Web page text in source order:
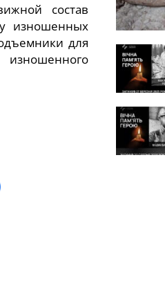
состав
изношенных
для
изношенного